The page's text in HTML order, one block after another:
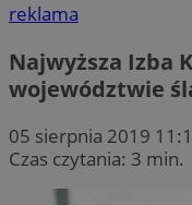
reklama
Najwyższa Izba
województwie
05 sierpnia 2019
Czas czytania: 3 min.